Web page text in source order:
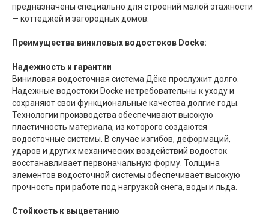
предназначены специально для строений малой этажности
— коттеджей и загородных домов.
Преимущества виниловых водостоков Docke:
Надежность и гарантии
Виниловая водосточная система Дёке прослужит долго.
Надежные водостоки Docke нетребовательны к уходу и
сохраняют свои функциональные качества долгие годы.
Технологии производства обеспечивают высокую
пластичность материала, из которого создаются
водосточные системы. В случае изгибов, деформаций,
ударов и других механических воздействий водосток
восстанавливает первоначальную форму. Толщина
элементов водосточной системы обеспечивает высокую
прочность при работе под нагрузкой снега, воды и льда.
Стойкость к выцветанию